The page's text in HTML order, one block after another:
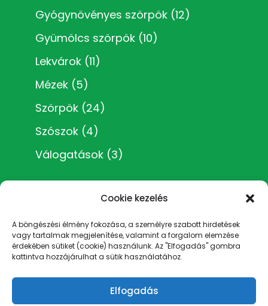
Cookie kezelés
A böngészési élmény fokozása, a személyre szabott hirdetések
vagy tartalmak megjelenítése, valamint a forgalom elemzése
érdekében sütiket (cookie) használunk. Az "Elfogadás" gombra
kattintva hozzájárulhat a sütik használatához.
Elfogadás
Gyógynövényes szörpök (12)
Gyümölcs szörpök (10)
Lekvárok (11)
Mézek (5)
Szörpök (24)
Szószok (4)
Válogatások (3)
Impresszum
Általános Szerződési Feltételek
Adatvédelmi irányelvek
Rólam
Cookie Policy (EU)